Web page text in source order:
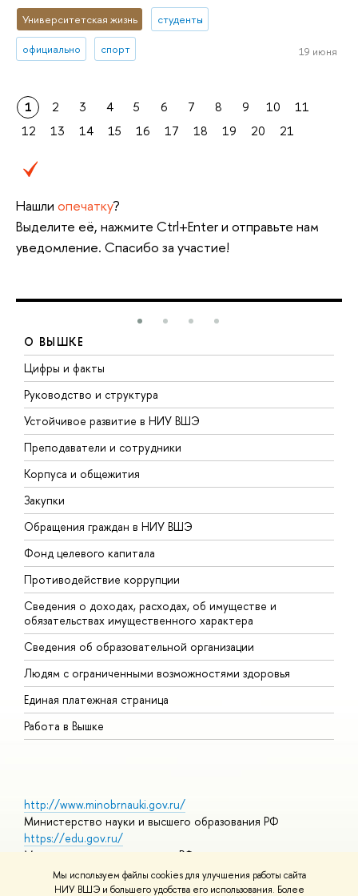
Мы используем файлы cookies для улучшения работы сайта
НИУ ВШЭ и большего удобства его использования. Более
Университетская жизнь студенты
официально спорт 19 июня
1 2 3 4 5 6 7 8 9 10
11
12
13 14 15 16 17 18 19 20 21
Нашли опечатку?
Выделите её, нажмите Ctrl+Enter и отправьте нам
уведомление. Спасибо за участие!
О ВЫШКЕ
Цифры и факты
Руководство и структура
Устойчивое развитие в НИУ ВШЭ
Преподаватели и сотрудники
Корпуса и общежития
Закупки
Обращения граждан в НИУ ВШЭ
Фонд целевого капитала
Противодействие коррупции
Сведения о доходах, расходах, об имуществе и
обязательствах имущественного характера
Сведения об образовательной организации
Людям с ограниченными возможностями здоровья
Единая платежная страница
Работа в Вышке
http://www.minobrnauki.gov.ru/
Министерство науки и высшего образования РФ
https://edu.gov.ru/
Министерство просвещения РФ
https://elearning.hse.ru/mooc
Массовые открытые онлайн-курсы